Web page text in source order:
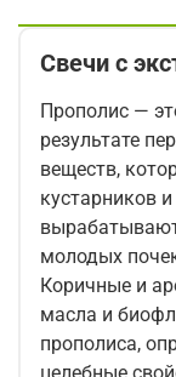
Свечи с
Прополис —
результате
веществ,
кустарников
молодых
Коричные и
масла и
прополиса,